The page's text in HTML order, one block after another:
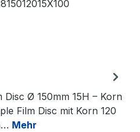
Ø 150mm 15H – Korn
Film Disc mit Korn 120
Mehr